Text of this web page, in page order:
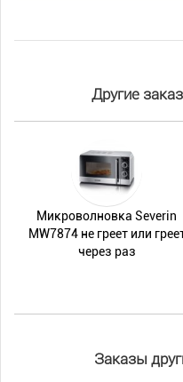
Другие
Микроволновка Severin
MW7874 не греет или
через раз
Заказы